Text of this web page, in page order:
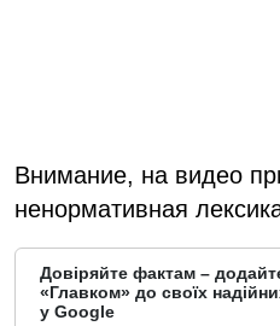
Внимание, на видео
ненормативная
Довіряйте фактам –
«Главком» до своїх
у Google